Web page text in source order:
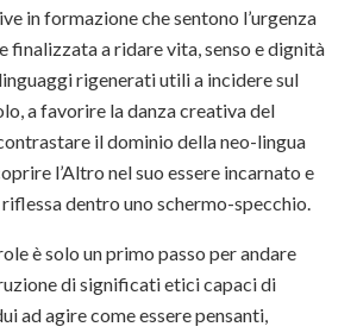
in formazione che sentono l’urgenza
finalizzata a ridare vita, senso e dignità
rigenerati utili a incidere sul
a favorire la danza creativa del
il dominio della neo-lingua
l’Altro nel suo essere incarnato e
dentro uno schermo-specchio.
è solo un primo passo per andare
di significati etici capaci di
ad agire come essere pensanti,